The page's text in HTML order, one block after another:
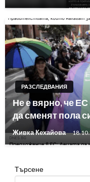
РАЗСЛЕДВАНИЯ
Не е вярно, че
да сменят пола
Живка Кехайова
Търсене